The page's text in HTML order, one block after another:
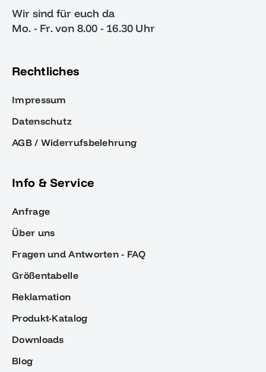
Wir sind für euch da
Mo. - Fr. von 8.00 - 16.30 Uhr
Rechtliches
Impressum
Datenschutz
AGB / Widerrufsbelehrung
Info & Service
Anfrage
Über uns
Fragen und Antworten - FAQ
Größentabelle
Reklamation
Produkt-Katalog
Downloads
Blog